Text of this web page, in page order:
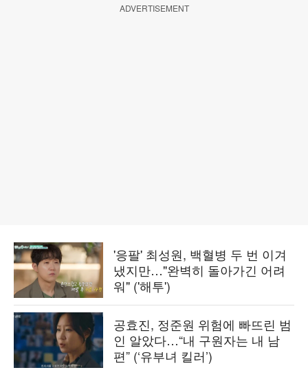
ADVERTISEMENT
'응팔' 최성원, 백혈병 두 번 이겨
냈지만…"완벽히 돌아가긴 어려
워" ('해투')
공효진, 정준원 위험에 빠뜨린 범
인 알았다…“내 구원자는 내 남
편” (‘유부녀 킬러’)